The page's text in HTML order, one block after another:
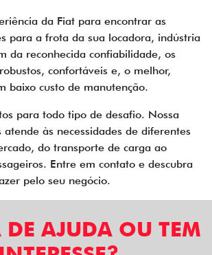
da Fiat para encontrar as
para a frota da sua locadora, indústria
da reconhecida confiabilidade, os
confortáveis e, o melhor,
baixo custo de manutenção.
para todo tipo de desafio. Nossa
atende às necessidades de diferentes
do transporte de carga ao
Entre em contato e descubra
pelo seu negócio.
DE AJUDA OU TEM